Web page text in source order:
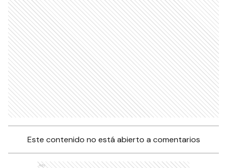
Este contenido no está abierto a comentarios
Ads